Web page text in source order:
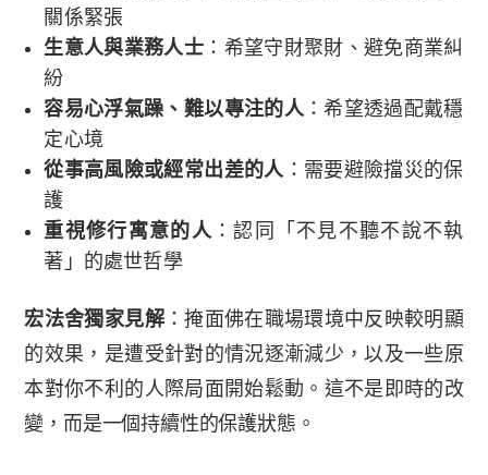
關係緊張
生意人與業務人士 ：希望守財聚財、避免商業糾
紛
容易心浮氣躁、難以專注的人：希望透過配戴穩
定心境
從事高風險或經常出差的人：需要避險擋災的保
護
重視修行寓意的人：認同「不見不聽不說不執
著」的處世哲學
宏法舍獨家見解：掩面佛在職場環境中反映較明顯
的效果，是遭受針對的情況逐漸減少，以及一些原
本對你不利的人際局面開始鬆動。這不是即時的改
變，而是一個持續性的保護狀態。